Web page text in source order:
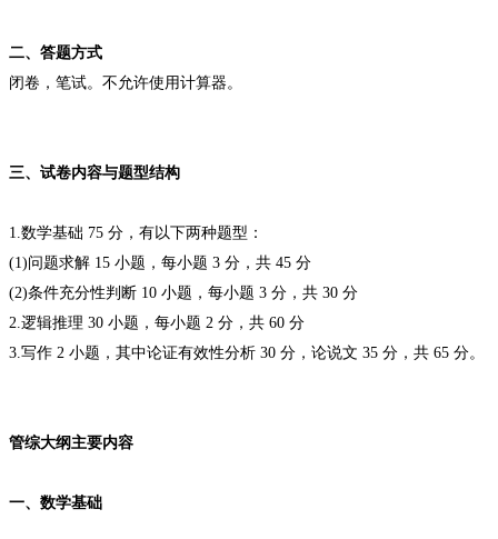
二、答题方式
闭卷，笔试。不允许使用计算器。
三、试卷内容与题型结构
1.数学基础 75 分，有以下两种题型：
(1)问题求解 15 小题，每小题 3 分，共 45 分
(2)条件充分性判断 10 小题，每小题 3 分，共 30 分
2.逻辑推理 30 小题，每小题 2 分，共 60 分
3.写作 2 小题，其中论证有效性分析 30 分，论说文 35 分，共 65 分。
管综大纲主要内容
一、数学基础